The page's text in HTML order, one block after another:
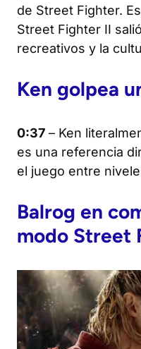
de Street Fighter.
Street Fighter II
recreativos y la
Ken golpea
0:37 – Ken
es una referencia
el juego entre
Balrog en
modo Street